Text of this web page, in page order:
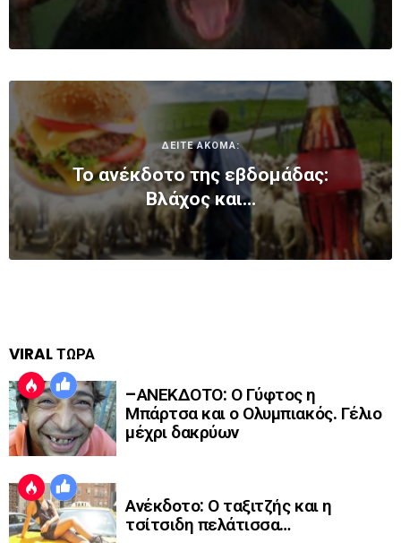
ΔΕΙΤΕ ΑΚΟΜΑ:
Το ανέκδοτο της εβδομάδας:
Βλάχος και…
VIRAL ΤΩΡΑ
–ΑΝΕΚΔΟΤΟ: Ο Γύφτος η
Μπάρτσα και ο Ολυμπιακός. Γέλιο
μέχρι δακρύων
Ανέκδοτο: Ο ταξιτζής και η
τσίτσιδη πελάτισσα…